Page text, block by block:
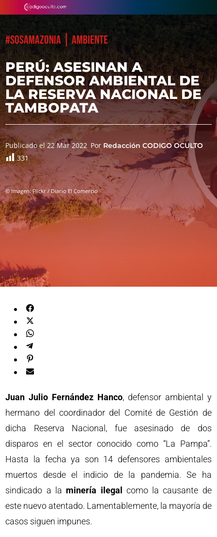
#SOSAMAZONIA |AMBIENTE
PERÚ: ASESINAN A
DEFENSOR AMBIENTAL DE
LA RESERVA NACIONAL DE
TAMBOPATA
Publicado el 22 Mar 2022 Por Redacción CODIGO OCULTO
331
© Imagen: Flickr / Diario El Comercio
Juan Julio Fernández Hanco, defensor ambiental y
hermano del coordinador del Comité de Gestión de
dicha Reserva Nacional, fue asesinado de dos
disparos en el sector conocido como “La Pampa”.
Hasta la fecha ya son 14 defensores ambientales
muertos desde el indicio de la pandemia. Se ha
sindicado a la minería ilegal
como la causante de
este nuevo atentado. Lamentablemente, la mayoría de
casos siguen impunes.